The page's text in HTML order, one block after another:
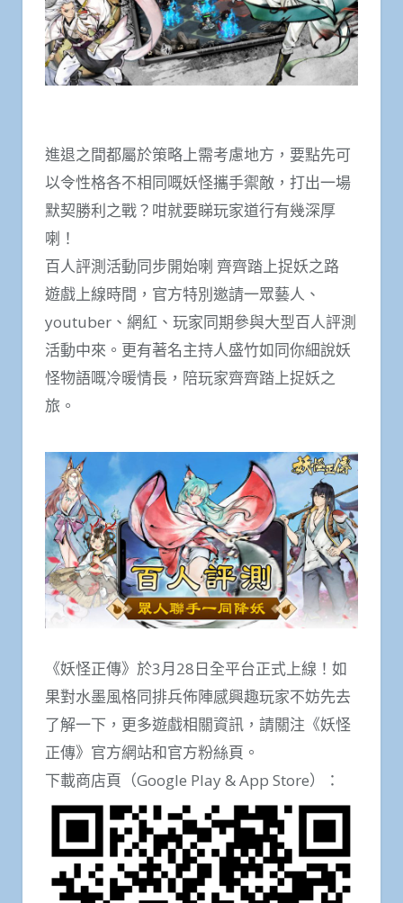
進退之間都屬於策略上需考慮地方，要點先可
以令性格各不相同嘅妖怪攜手禦敵，打出一場
默契勝利之戰？咁就要睇玩家道行有幾深厚
喇！
百人評測活動同步開始喇 齊齊踏上捉妖之路
遊戲上線時間，官方特別邀請一眾藝人、
youtuber、網紅、玩家同期參與大型百人評測
活動中來。更有著名主持人盛竹如同你細說妖
怪物語嘅冷暖情長，陪玩家齊齊踏上捉妖之
旅。
《妖怪正傳》於3月28日全平台正式上線！如
果對水墨風格同排兵佈陣感興趣玩家不妨先去
了解一下，更多遊戲相關資訊，請關注《妖怪
正傳》官方網站和官方粉絲頁。
下載商店頁（Google Play & App Store）：